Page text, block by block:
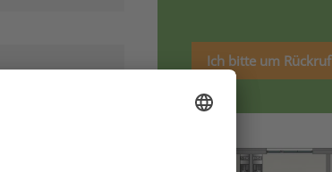
Ulm
Ich bitte um Rückruf